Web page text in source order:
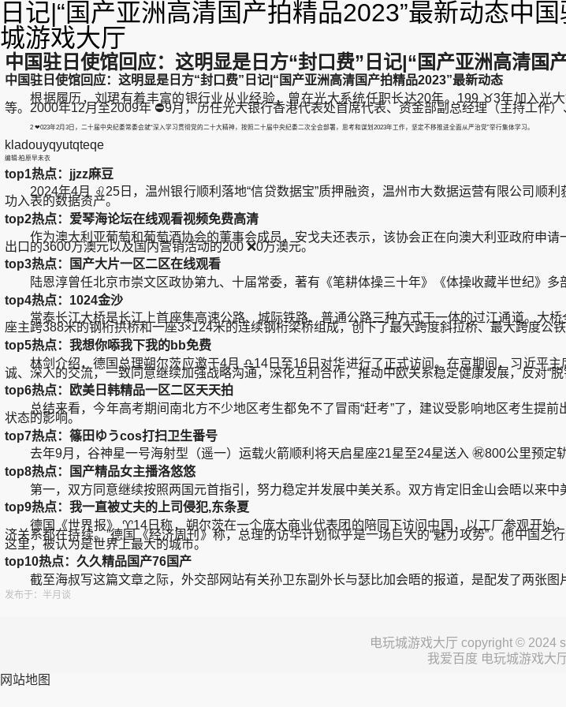
日记|“国产亚洲高清国产拍精品2023”最新动态中
城游戏大厅
中国驻日使馆回应：这明显是日方“封口费”日记|“国产亚洲高清国
中国驻日使馆回应：这明显是日方“封口费”日记|“国产亚洲高清国产拍精品2023”最新动态
根据履历，刘珺有着丰富的银行业从业经验，曾在光大系统任职长达20年。199 ♉3年加入光
等。2000年12月至2009年 ⛔9月，历任光大银行香港代表处首席代表、资金部副总经理（主持工作
2 ❤023年2月3日，二十届中央纪委常委会就“深入学习贯彻党的二十大精神，按照二十届中央纪委二次全会部署，思考和谋划2023年工作，坚定不移推进全面从严治党”举行集体学习。
kladouyqyutqteqe
编辑:柏原早未衣
top1热点：jjzz麻豆
2024年4月 ♌25日，温州银行顺利落地“信贷数据宝”质押融资，温州市大数据运营有限公司顺
功入表的数据资产。
top2热点：爱琴海论坛在线观看视频免费高清
作为澳大利亚葡萄和葡萄酒协会的董事会成员，安戈夫还表示，该协会正在向澳大利亚政府申请
出口的3600万澳元以及国内营销活动的200 ❌0万澳元。
top3热点：国产大片一区二区在线观看
陆恩淳曾任北京市崇文区政协第九、十届常委，著有《笔耕体操三十年》《体操收藏半世纪》多
top4热点：1024金沙
常泰长江大桥是长江上首座集高速公路、城际铁路、普通公路三种方式于一体的过江通道。大桥
座主跨388米的钢桁拱桥和一座3×124米的连续钢桁梁桥组成，创下了最大跨度斜拉桥、最大跨度公
top5热点：我想你㖭我下我的bb免费
林剑介绍，德国总理朔尔茨应邀于4月 ♎14日至16日对华进行了正式访问。在京期间，习近平主
诚、深入的交流，一致同意继续加强战略沟通，深化互利合作，推动中欧关系稳定健康发展，反对“
top6热点：欧美日韩精品一区二区天天拍
总结来看，今年高考期间南北方不少地区考生都免不了冒雨“赶考”了，建议受影响地区考生提前
状态的影响。
top7热点：篠田ゆうcos打扫卫生番号
去年9月，谷神星一号海射型（遥一）运载火箭顺利将天启星座21星至24星送入 ㊗️800公里预定
top8热点：国产精品女主播洛悠悠
第一，双方同意继续按照两国元首指引，努力稳定并发展中美关系。双方肯定旧金山会晤以来中
top9热点：我一直被丈夫的上司侵犯,东条夏
德国《世界报》 ♈14日称，朔尔茨在一个庞大商业代表团的陪同下访问中国，以工厂参观开始
济关系都在持续。”德国《经济周刊》称，总理的访华计划似乎是一场巨大的“魅力攻势”。他中国
这里，被认为是世界上最大的城市。
top10热点：久久精品国产76国产
截至海叔写这篇文章之际，外交部网站有关孙卫东副外长与瑟比加会晤的报道，是配发了两张图
发布于：半月谈
电玩城游戏大厅 copyright © 2024
我爱百度 电玩城游戏大
网站地图